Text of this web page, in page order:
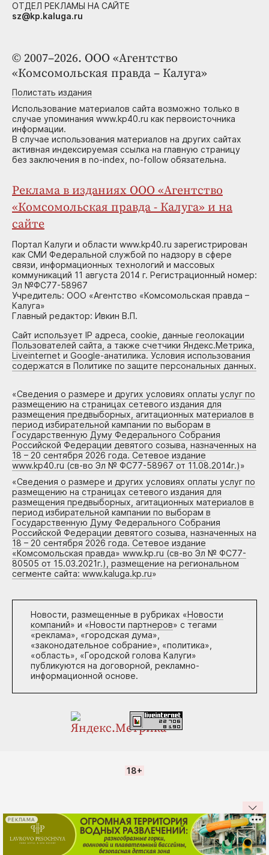
© 2007–2026. ООО «Агентство
«Комсомольская правда – Калуга»
Полистать издания
Использование материалов сайта возможно только в
случае упоминания www.kp40.ru как первоисточника
информации.
В случае использования материалов на других сайтах
активная индексируемая ссылка на главную страницу
без заключения в no-index, no-follow обязательна.
Реклама в изданиях ООО «Агентство
«Комсомольская правда - Калуга» и на
сайте
Портал Калуги и области www.kp40.ru зарегистрирован
как СМИ Федеральной службой по надзору в сфере
связи, информационных технологий и массовых
коммуникаций 11 августа 2014 г. Регистрационный номер:
Эл №ФС77-58967
Учредитель: ООО «Агентство «Комсомольская правда –
Калуга»
Главный редактор: Ивкин В.П.
Сайт использует IP адреса, cookie, данные геолокации
Пользователей сайта, а также счетчики Яндекс.Метрика,
Liveinternet и Google-анатилика. Условия использования
содержатся в Политике по защите персональных данных.
«Сведения о размере и других условиях оплаты услуг по
размещению на страницах сетевого издания для
размещения предвыборных, агитационных материалов в
период избирательной кампании по выборам в
Государственную Думу Федерального Собрания
Российской Федерации девятого созыва, назначенных на
18 – 20 сентября 2026 года. Сетевое издание
www.kp40.ru (св-во Эл № ФС77-58967 от 11.08.2014г.)»
«Сведения о размере и других условиях оплаты услуг по
размещению на страницах сетевого издания для
размещения предвыборных, агитационных материалов в
период избирательной кампании по выборам в
Государственную Думу Федерального Собрания
Российской Федерации девятого созыва, назначенных на
18 – 20 сентября 2026 года. Сетевое издание
«Комсомольская правда» www.kp.ru (св-во Эл № ФС77-
80505 от 15.03.2021г.), размещение на региональном
сегменте сайта: www.kaluga.kp.ru»
Новости, размещенные в рубриках «Новости
компаний» и «Новости партнеров» с тегами
«реклама», «городская дума»,
«законодательное собрание», «политика»,
«область», «Городской голова Калуги»
публикуются на договорной, рекламно-
информационной основе.
ОТДЕЛ РЕКЛАМЫ НА САЙТЕ
sz@kp.kaluga.ru
18+
РЕКЛАМА